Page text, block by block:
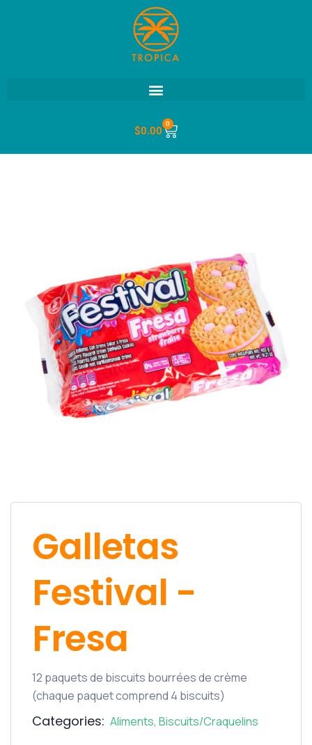
$0.00
0
Galletas
Festival -
Fresa
12 paquets de biscuits bourrées de crème
(chaque paquet comprend 4 biscuits)
Categories: Aliments, Biscuits/Craquelins